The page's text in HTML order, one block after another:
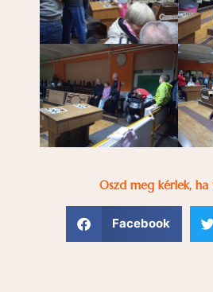
Oszd meg kérlek,
Facebook